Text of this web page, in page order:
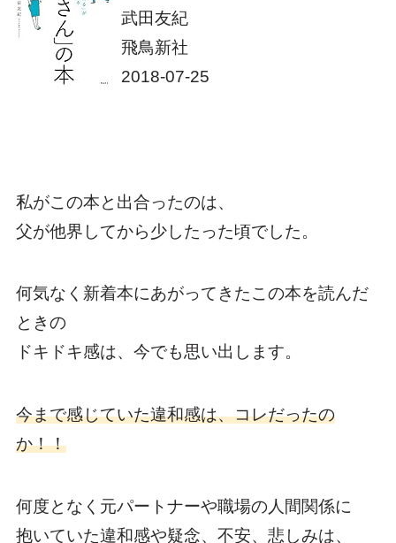
武田友紀
飛鳥新社
2018-07-25
私がこの本と出合ったのは、
父が他界してから少したった頃でした。
何気なく新着本にあがってきたこの本を読んだ
ときの
ドキドキ感は、今でも思い出します。
今まで感じていた違和感は、コレだったの
か！！
何度となく元パートナーや職場の人間関係に
抱いていた違和感や疑念、不安、悲しみは、